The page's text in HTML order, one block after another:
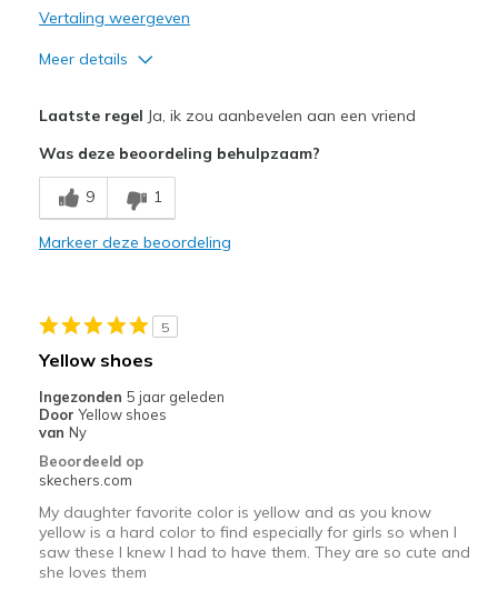
Vertaling weergeven
Meer details
Breathe Well
Comfortable
Travel
Width
View On Shoes
I'm Into Shoes
Laatste regel Ja, ik zou aanbevelen aan een vriend
Was deze beoordeling behulpzaam?
9 1
Markeer deze beoordeling
5
Yellow shoes
Ingezonden 5 jaar geleden
Door Yellow shoes
van Ny
Beoordeeld op
skechers.com
My daughter favorite color is yellow and as you know
yellow is a hard color to find especially for girls so when I
saw these I knew I had to have them. They are so cute and
she loves them